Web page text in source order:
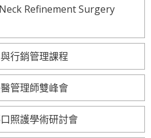
Refinement Surgery
行銷管理課程
管理師雙峰會
照護學術研討會